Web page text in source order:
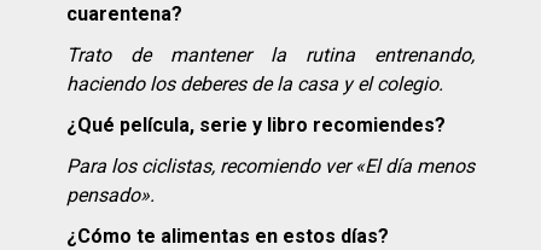
cuarentena?
Trato de mantener la rutina entrenando,
haciendo los deberes de la casa y el colegio.
¿Qué película, serie y libro recomiendes?
Para los ciclistas, recomiendo ver «El día menos
pensado».
¿Cómo te alimentas en estos días?